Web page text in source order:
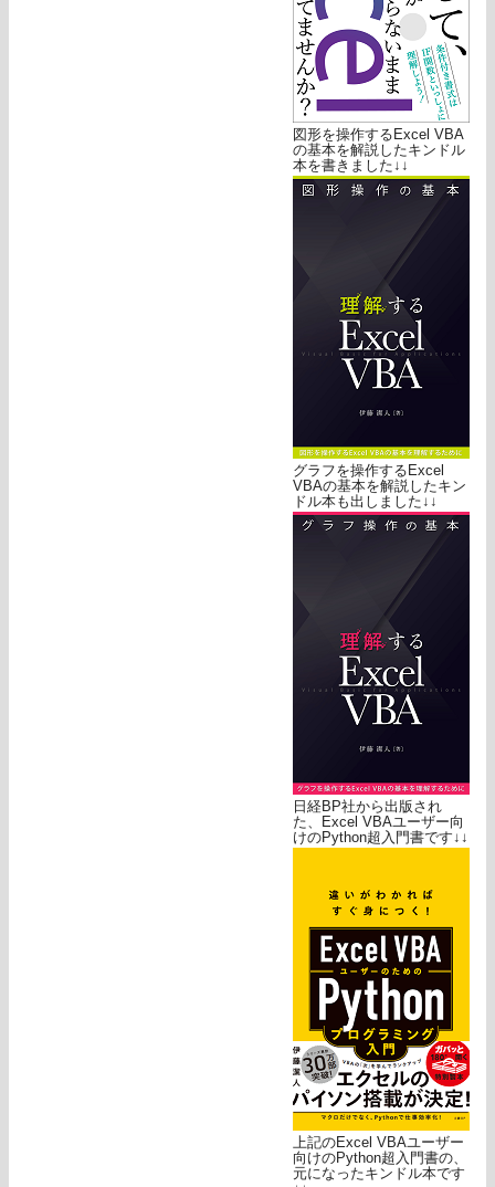
図形を操作するExcel VBA
の基本を解説したキンドル
本を書きました↓↓
グラフを操作するExcel
VBAの基本を解説したキン
ドル本も出しました↓↓
日経BP社から出版され
た、Excel VBAユーザー向
けのPython超入門書です↓↓
上記のExcel VBAユーザー
向けのPython超入門書の、
元になったキンドル本です